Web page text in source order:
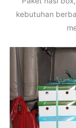
kebutuhan